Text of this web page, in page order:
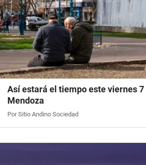
Así estará el tiempo este viernes 7
Mendoza
Por Sitio Andino Sociedad